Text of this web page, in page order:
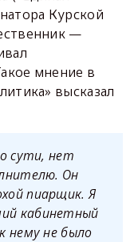
Курской
—
мнение в
высказал
сути, нет
Он
пиарщик. Я
кабинетный
нему не было